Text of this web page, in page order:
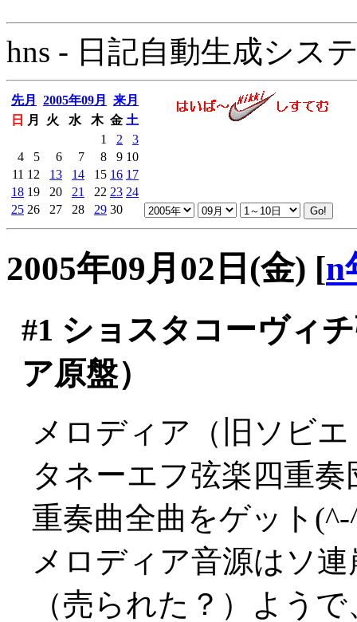
hns - 日記自動生成シス
先月 2005年09月
来月
日
月 火 水 木 金 土
1
2
3
4
5 6 7 8 9 10
11 12 13 14 15 16 17
18 19 20 21 22 23 24
25 26 27 28 29 30
2005年09月02日(金) [n
#1 ショスタコーヴィ
ア原盤）
メロディア（旧ソビ
タネーエフ弦楽四重
重奏曲全曲をゲット(^-
メロディア音源はソ
（売られた？）ようで